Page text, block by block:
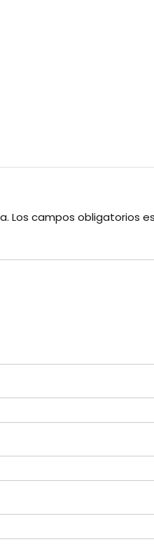
Los campos obligatorios